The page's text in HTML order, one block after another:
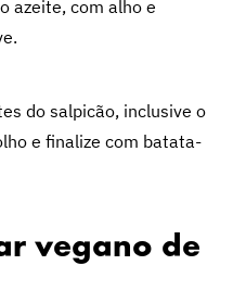
azeite, com alho e
do salpicão, inclusive o
e finalize com batata-
vegano de